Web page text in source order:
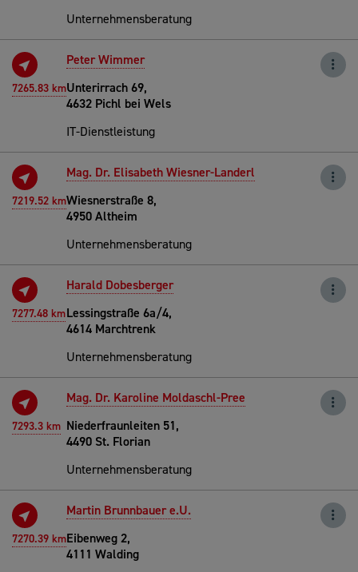
Unternehmensberatung
7265.83 km
Peter Wimmer
Unterirrach 69,
4632 Pichl bei Wels
IT-Dienstleistung
7219.52 km
Mag. Dr. Elisabeth Wiesner-Landerl
Wiesnerstraße 8,
4950 Altheim
Unternehmensberatung
7277.48 km
Harald Dobesberger
Lessingstraße 6a/4,
4614 Marchtrenk
Unternehmensberatung
7293.3 km
Mag. Dr. Karoline Moldaschl-Pree
Niederfraunleiten 51,
4490 St. Florian
Unternehmensberatung
7270.39 km
Martin Brunnbauer e.U.
Eibenweg 2,
4111 Walding